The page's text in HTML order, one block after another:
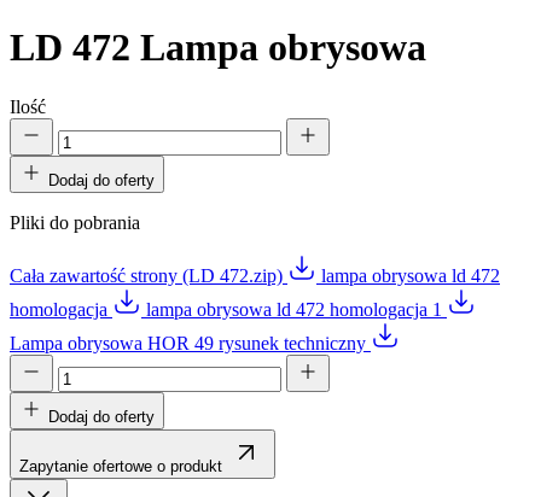
LD 472 Lampa obrysowa
Ilość
Dodaj do oferty
Pliki do pobrania
Cała zawartość strony (LD 472.zip)
lampa obrysowa ld 472
homologacja
lampa obrysowa ld 472 homologacja 1
Lampa obrysowa HOR 49 rysunek techniczny
Dodaj do oferty
Zapytanie ofertowe o produkt